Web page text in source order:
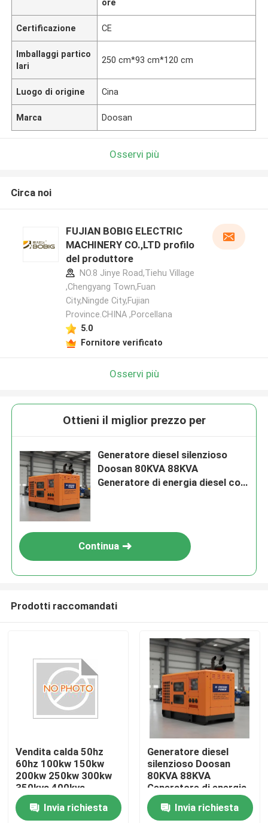
Prodotti
Video
ore
Certificazione CE
Imballaggi partico
lari
250 cm*93 cm*120 cm
Luogo di origine Cina
Marca Doosan
Osservi più
Circa noi
FUJIAN BOBIG ELECTRIC
MACHINERY CO.,LTD profilo
del produttore
NO.8 Jinye Road,Tiehu Village
,Chengyang Town,Fuan
City,Ningde City,Fujian
Province.CHINA ,Porcellana
5.0
Fornitore verificato
Osservi più
Ottieni il miglior prezzo per
Generatore diesel silenzioso
Doosan 80KVA 88KVA
Generatore di energia diesel con
Continua
Prodotti raccomandati
Vendita calda 50hz
60hz 100kw 150kw
200kw 250kw 300kw
350kva 400kva
Generatore diesel
silenzioso con motore
Invia richiesta
Generatore diesel
silenzioso Doosan
80KVA 88KVA
Generatore di energia
diesel con motore
50hz e 60hz per
Invia richiesta